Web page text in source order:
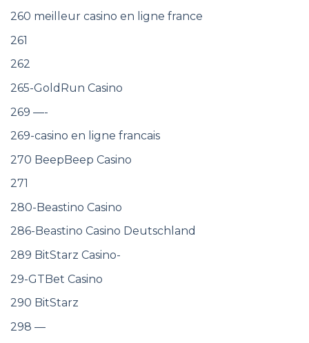
260 meilleur casino en ligne france
261
262
265-GoldRun Casino
269 —-
269-casino en ligne francais
270 BeepBeep Casino
271
280-Beastino Casino
286-Beastino Casino Deutschland
289 BitStarz Casino-
29-GTBet Casino
290 BitStarz
298 —